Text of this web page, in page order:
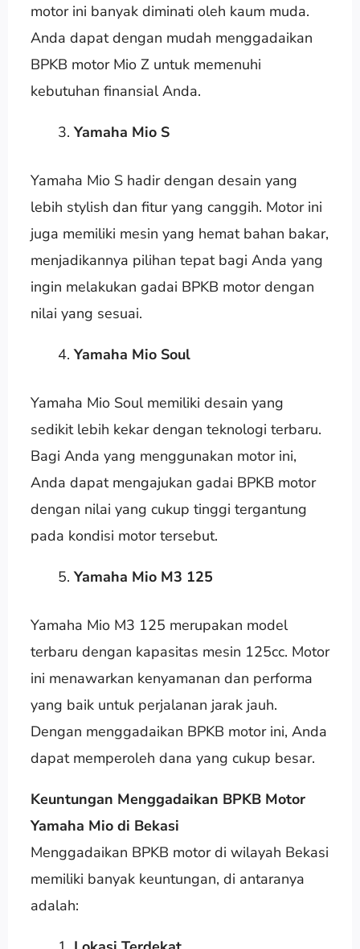
motor ini banyak diminati oleh kaum muda.
Anda dapat dengan mudah menggadaikan
BPKB motor Mio Z untuk memenuhi
kebutuhan finansial Anda.
Yamaha Mio S
Yamaha Mio S hadir dengan desain yang
lebih stylish dan fitur yang canggih. Motor ini
juga memiliki mesin yang hemat bahan bakar,
menjadikannya pilihan tepat bagi Anda yang
ingin melakukan gadai BPKB motor dengan
nilai yang sesuai.
Yamaha Mio Soul
Yamaha Mio Soul memiliki desain yang
sedikit lebih kekar dengan teknologi terbaru.
Bagi Anda yang menggunakan motor ini,
Anda dapat mengajukan gadai BPKB motor
dengan nilai yang cukup tinggi tergantung
pada kondisi motor tersebut.
Yamaha Mio M3 125
Yamaha Mio M3 125 merupakan model
terbaru dengan kapasitas mesin 125cc. Motor
ini menawarkan kenyamanan dan performa
yang baik untuk perjalanan jarak jauh.
Dengan menggadaikan BPKB motor ini, Anda
dapat memperoleh dana yang cukup besar.
Keuntungan Menggadaikan BPKB Motor
Yamaha Mio di Bekasi
Menggadaikan BPKB motor di wilayah Bekasi
memiliki banyak keuntungan, di antaranya
adalah: